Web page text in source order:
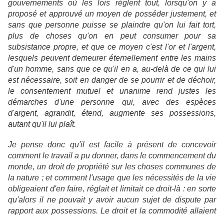
gouvernements où les lois règlent tout, lorsqu'on y a
proposé et approuvé un moyen de posséder justement, et
sans que personne puisse se plaindre qu'on lui fait tort,
plus de choses qu'on en peut consumer pour sa
subsistance propre, et que ce moyen c'est l'or et l'argent,
lesquels peuvent demeurer éternellement entre les mains
d'un homme, sans que ce qu'il en a, au-delà de ce qui lui
est nécessaire, soit en danger de se pourrir et de déchoir,
le consentement mutuel et unanime rend justes les
démarches d'une personne qui, avec des espèces
d'argent, agrandit, étend, augmente ses possessions,
autant qu'il lui plaît.
Je pense donc qu'il est facile à présent de concevoir
comment le travail a pu donner, dans le commencement du
monde, un droit de propriété sur les choses communes de
la nature ; et comment l'usage que les nécessités de la vie
obligeaient d'en faire, réglait et limitait ce droit-là : en sorte
qu'alors il ne pouvait y avoir aucun sujet de dispute par
rapport aux possessions. Le droit et la commodité allaient